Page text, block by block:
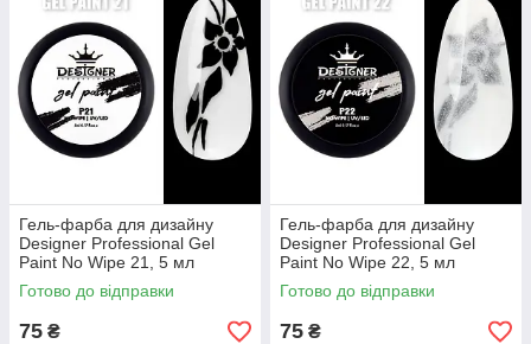
Гель-фарба для дизайну
Designer Professional Gel
Paint No Wipe 21, 5 мл
Готово до відправки
75 ₴
Гель-фарба для дизайну
Designer Professional Gel
Paint No Wipe 22, 5 мл
Готово до відправки
75 ₴